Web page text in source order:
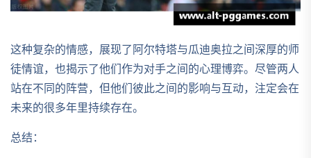
这种复杂的情感，展现了阿尔特塔与瓜迪奥拉之间深厚的师
徒情谊，也揭示了他们作为对手之间的心理博弈。尽管两人
站在不同的阵营，但他们彼此之间的影响与互动，注定会在
未来的很多年里持续存在。
总结：